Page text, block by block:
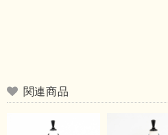
て参りますので、今後ともど
昨日、商品が無事に届きました！この度
関連商品